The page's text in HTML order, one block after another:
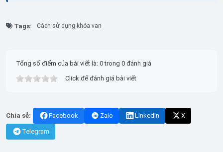
Tags: Cách sử dụng khóa van
Tổng số điểm của bài viết là: 0 trong 0 đánh giá
Click để đánh giá bài viết
Chia sẻ: Facebook Zalo LinkedIn X
Telegram